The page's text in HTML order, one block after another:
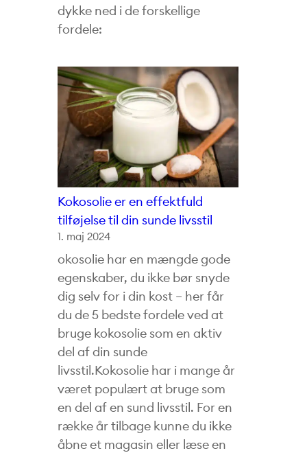
dykke ned i de forskellige
fordele:
Kokosolie er en effektfuld
tilføjelse til din sunde livsstil
1. maj 2024
okosolie har en mængde gode
egenskaber, du ikke bør snyde
dig selv for i din kost – her får
du de 5 bedste fordele ved at
bruge kokosolie som en aktiv
del af din sunde
livsstil.Kokosolie har i mange år
været populært at bruge som
en del af en sund livsstil. For en
række år tilbage kunne du ikke
åbne et magasin eller læse en